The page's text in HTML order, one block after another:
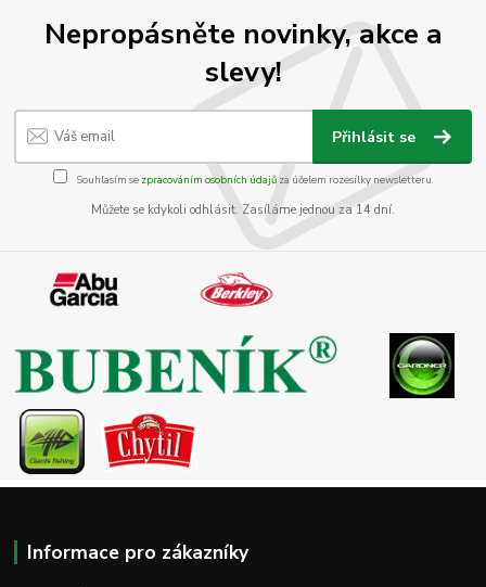
Nepropásněte novinky, akce a
slevy!
Přihlásit se
Souhlasím se zpracováním osobních údajůza účelem rozesílky newsletteru.
Můžete se kdykoli odhlásit. Zasíláme jednou za 14 dní.
Informace pro zákazníky